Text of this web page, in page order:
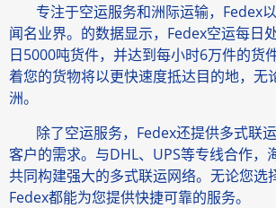
专注于空运服务和洲际运输，Fedex
闻名业界。的数据显示，Fedex空运每日
日5000吨货件，并达到每小时6万件的货
着您的货物将以更快速度抵达目的地，无
洲。
除了空运服务，Fedex还提供多式联
客户的需求。与DHL、UPS等专线合作，
共同构建强大的多式联运网络。无论您选
Fedex都能为您提供快捷可靠的服务。